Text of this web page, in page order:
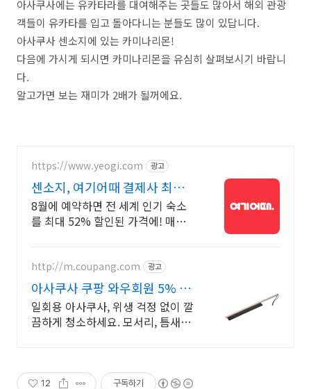
아사쿠사에는 유카타라를 대여해주는 곳들도 많아서 해외 관광
객들이 유카타를 입고 돌아다니는 분들도 많이 있답니다.
아사쿠사 센소지에 있는 카미나리몬!
다음에 가시게 되시면 카미나리몬을 유심히 살펴보시기 바랍니
다.
알고가면 보는 재미가 2배가 될꺼에요.
https://www.yeogi.com 광고
센소지, 여기어때 결제사 최대 2
만원 추가할인
8월에 예약하면 전 세계 인기 숙소
를 최대 52% 할인된 가격에! 매주
http://m.coupang.com 광고
아사쿠사 쿠팡 와우회원 5% 캐
시 적립
일회용 아사쿠사, 위생 걱정 없이 깔
끔하게 청소하세요. 모서리, 틈새도
12 구독하기